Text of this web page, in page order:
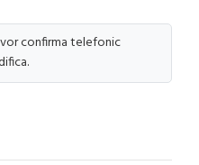
confirma telefonic